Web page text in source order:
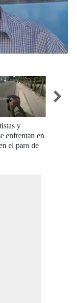
y
enfrentan en
el paro de